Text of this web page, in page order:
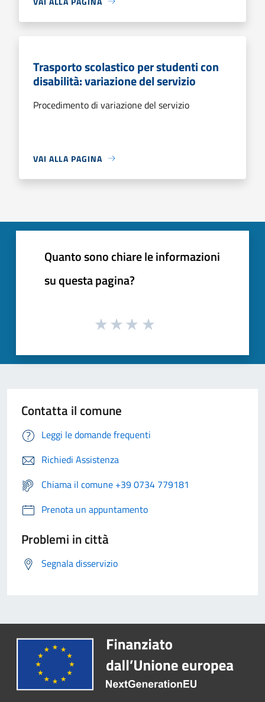
Trasporto scolastico per studenti con
disabilità: variazione del servizio
Procedimento di variazione del servizio
VAI ALLA PAGINA
Quanto sono chiare le informazioni
su questa pagina?
Contatta il comune
Leggi le domande frequenti
Richiedi Assistenza
Chiama il comune +39 0734 779181
Prenota un appuntamento
Problemi in città
Segnala disservizio